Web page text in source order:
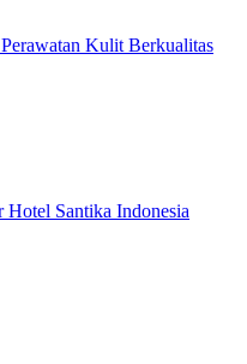
Kulit Berkualitas
Hotel Santika Indonesia